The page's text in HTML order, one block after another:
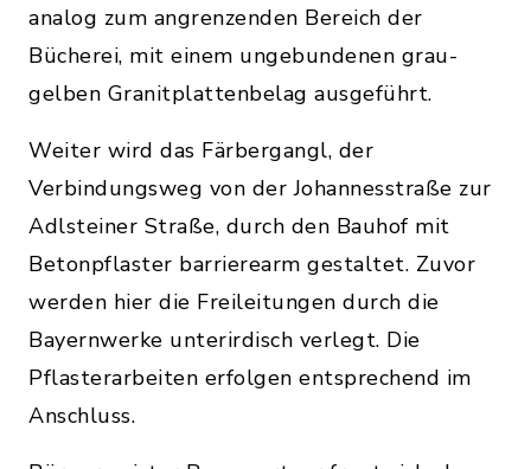
analog zum angrenzenden Bereich der
Bücherei, mit einem ungebundenen grau-
gelben Granitplattenbelag ausgeführt.
Weiter wird das Färbergangl, der
Verbindungsweg von der Johannesstraße zur
Adlsteiner Straße, durch den Bauhof mit
Betonpflaster barrierearm gestaltet. Zuvor
werden hier die Freileitungen durch die
Bayernwerke unterirdisch verlegt. Die
Pflasterarbeiten erfolgen entsprechend im
Anschluss.